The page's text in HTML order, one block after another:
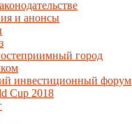
и анонсы
город
инвестиционный форум
Cup 2018